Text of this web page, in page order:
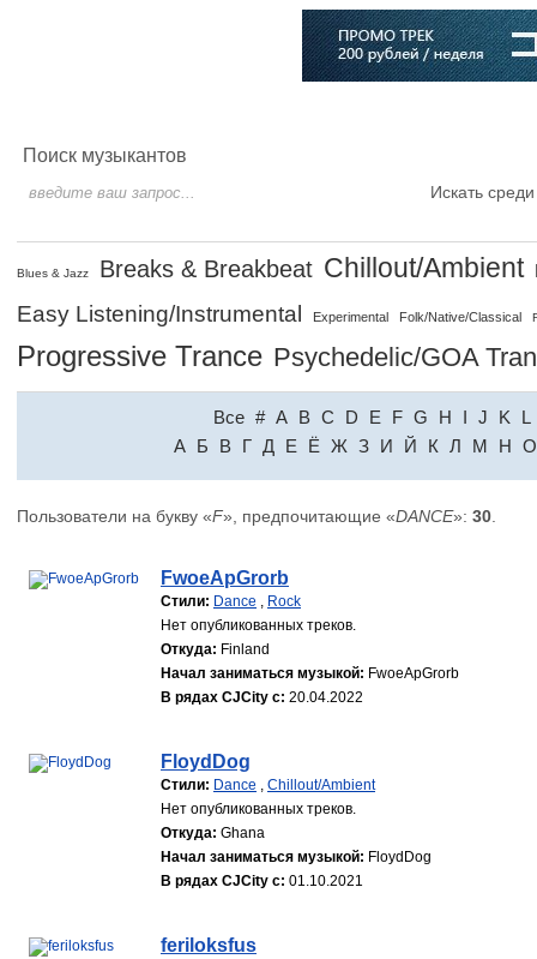
Поиск музыкантов
Искать
Blues & Jazz Breaks & Breakbeat Chillout/Ambient
Easy Listening/Instrumental Experimental Folk/Native/Classical
Progressive Trance Psychedelic/GOA
Все # A B C D E F G H I J K
L
A Б В Г Д Е Ё Ж З И Й К Л М Н О
Пользователи на букву «F», предпочитающие «DANCE»: 30
FwoeApGrorb
Стили: Dance , Rock
Нет опубликованных треков.
Откуда: Finland
Начал заниматься музыкой: FwoeApGrorb
В рядах CJCity с: 20.04.2022
FloydDog
Стили: Dance , Chillout/Ambient
Нет опубликованных треков.
Откуда: Ghana
Начал заниматься музыкой: FloydDog
В рядах CJCity с: 01.10.2021
feriloksfus